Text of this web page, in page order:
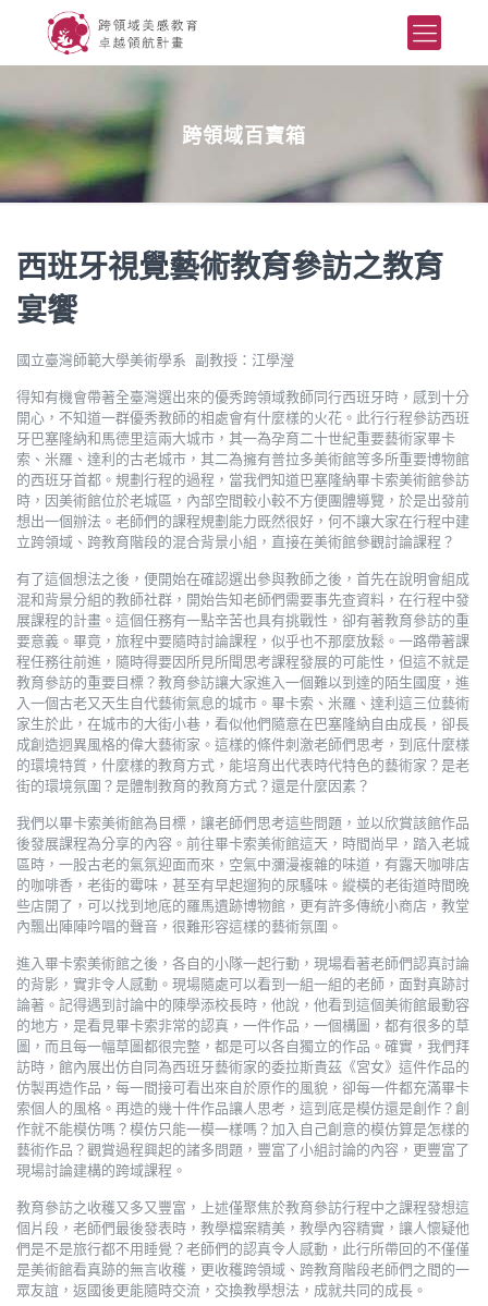
跨領域百寶箱
西班牙視覺藝術教育參訪之教育
宴饗
國立臺灣師範大學美術學系 副教授：江學瀅
得知有機會帶著全臺灣選出來的優秀跨領域教師同行西班牙時，感到十分
開心，不知道一群優秀教師的相處會有什麼樣的火花。此行行程參訪西班
牙巴塞隆納和馬德里這兩大城市，其一為孕育二十世紀重要藝術家畢卡
索、米羅、達利的古老城市，其二為擁有普拉多美術館等多所重要博物館
的西班牙首都。規劃行程的過程，當我們知道巴塞隆納畢卡索美術館參訪
時，因美術館位於老城區，內部空間較小較不方便團體導覽，於是出發前
想出一個辦法。老師們的課程規劃能力既然很好，何不讓大家在行程中建
立跨領域、跨教育階段的混合背景小組，直接在美術館參觀討論課程？
有了這個想法之後，便開始在確認選出參與教師之後，首先在說明會組成
混和背景分組的教師社群，開始告知老師們需要事先查資料，在行程中發
展課程的計畫。這個任務有一點辛苦也具有挑戰性，卻有著教育參訪的重
要意義。畢竟，旅程中要隨時討論課程，似乎也不那麼放鬆。一路帶著課
程任務往前進，隨時得要因所見所聞思考課程發展的可能性，但這不就是
教育參訪的重要目標？教育參訪讓大家進入一個難以到達的陌生國度，進
入一個古老又天生自代藝術氣息的城市。畢卡索、米羅、達利這三位藝術
家生於此，在城市的大街小巷，看似他們隨意在巴塞隆納自由成長，卻長
成創造迥異風格的偉大藝術家。這樣的條件刺激老師們思考，到底什麼樣
的環境特質，什麼樣的教育方式，能培育出代表時代特色的藝術家？是老
街的環境氛圍？是體制教育的教育方式？還是什麼因素？
我們以畢卡索美術館為目標，讓老師們思考這些問題，並以欣賞該館作品
後發展課程為分享的內容。前往畢卡索美術館這天，時間尚早，踏入老城
區時，一股古老的氣氛迎面而來，空氣中瀰漫複雜的味道，有露天咖啡店
的咖啡香，老街的霉味，甚至有早起遛狗的尿騷味。縱橫的老街道時間晚
些店開了，可以找到地底的羅馬遺跡博物館，更有許多傳統小商店，教堂
內飄出陣陣吟唱的聲音，很難形容這樣的藝術氛圍。
進入畢卡索美術館之後，各自的小隊一起行動，現場看著老師們認真討論
的背影，實非令人感動。現場隨處可以看到一組一組的老師，面對真跡討
論著。記得遇到討論中的陳學添校長時，他說，他看到這個美術館最動容
的地方，是看見畢卡索非常的認真，一件作品，一個構圖，都有很多的草
圖，而且每一幅草圖都很完整，都是可以各自獨立的作品。確實，我們拜
訪時，館內展出仿自同為西班牙藝術家的委拉斯貴茲《宮女》這件作品的
仿製再造作品，每一間接可看出來自於原作的風貌，卻每一件都充滿畢卡
索個人的風格。再造的幾十件作品讓人思考，這到底是模仿還是創作？創
作就不能模仿嗎？模仿只能一模一樣嗎？加入自己創意的模仿算是怎樣的
藝術作品？觀賞過程興起的諸多問題，豐富了小組討論的內容，更豐富了
現場討論建構的跨域課程。
教育參訪之收穫又多又豐富，上述僅聚焦於教育參訪行程中之課程發想這
個片段，老師們最後發表時，教學檔案精美，教學內容精實，讓人懷疑他
們是不是旅行都不用睡覺？老師們的認真令人感動，此行所帶回的不僅僅
是美術館看真跡的無言收穫，更收穫跨領域、跨教育階段老師們之間的一
眾友誼，返國後更能隨時交流，交換教學想法，成就共同的成長。